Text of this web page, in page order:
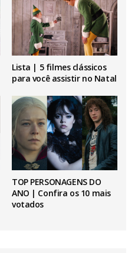
Lista | 5 filmes clássicos
para você assistir no Natal
TOP PERSONAGENS DO
ANO | Confira os 10 mais
votados